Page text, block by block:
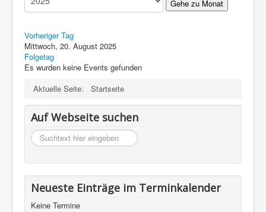
Impressum
Datenschutz
Gehe zu Monat
Vorheriger Tag
Mittwoch, 20. August 2025
Folgetag
Es wurden keine Events gefunden
Aktuelle Seite:
Startseite
Auf Webseite suchen
suchen
Neueste Einträge im Terminkalender
Keine Termine